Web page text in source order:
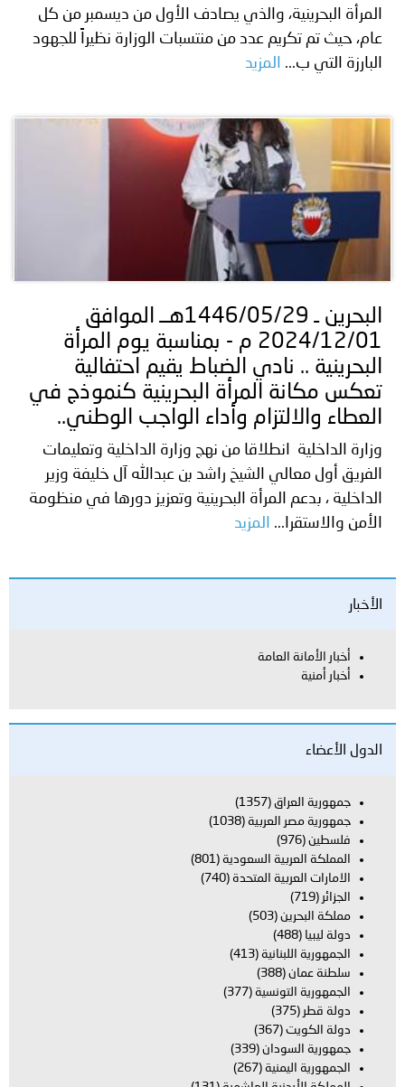
المرأة البحرينية، والذي يصادف الأول من ديسمبر من كل
عام، حيث تم تكريم عدد من منتسبات الوزارة نظيراً للجهود
البارزة التي ب...
المزيد
البحرين ـ 1446/05/29هــ الموافق
2024/12/01 م - بمناسبة يوم المرأة
البحرينية .. نادي الضباط يقيم احتفالية
تعكس مكانة المرأة البحرينية كنموذج في
العطاء والالتزام وأداء الواجب الوطني..
وزارة الداخلية انطلاقا من نهج وزارة الداخلية وتعليمات
الفريق أول معالي الشيخ راشد بن عبدالله آل خليفة وزير
الداخلية ، بدعم المرأة البحرينية وتعزيز دورها في منظومة
الأمن والاستقرا...
المزيد
الأخبار
أخبار الأمانة العامة
أخبار أمنية
الدول الأعضاء
جمهورية العراق (1357)
جمهورية مصر العربية (1038)
فلسطين (976)
المملكة العربية السعودية (801)
الامارات العربية المتحدة (740)
الجزائر (719)
مملكة البحرين (503)
دولة ليبيا (488)
الجمهورية اللبنانية (413)
سلطنة عمان (388)
الجمهورية التونسية (377)
دولة قطر (375)
دولة الكويت (367)
جمهورية السودان (339)
الجمهورية اليمنية (267)